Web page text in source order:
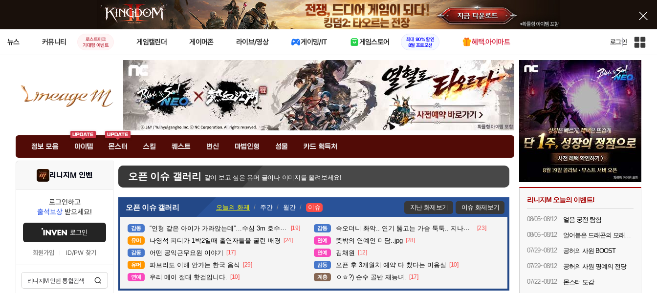
X
뉴스 커뮤니티
로스트아크
기대평 이벤트
게임캘린더 게이머존 라이브/영상 게이밍/IT 게임스토어
최대 90% 할인
8월 프로모션
혜택.아이마트 로그인
인
전
체
사
정보 모음 아이템 몬스터 스킬 퀘스트 변신 마법인형 성물 카드 획득처
리니지M 인벤
로그인하고
출석보상 받으세요!
로그인
회원가입 ID/PW 찾기
오픈 이슈 갤러리 같이 보고 싶은 유머 글이나 이미지를 올려보세요!
오픈 이슈 갤러리 오늘의 화제 주간 월간 이슈 지난 화제보기 이슈 화제보기
감동 “인형 같은 아이가 가라앉는데”…수심 3m 호수 뛰어든 60대 의인 [19] 감동 슥오더니 촤악.. 연기 뚫고는 가슴 툭툭.. 지나가던 아재의 정체 [23]
유머 나영석 피디가 1박2일때 출연자들을 굴린 배경 [24] 연예 뜻밖의 연예인 미담..jpg [28]
감동 어떤 공익근무요원 이야기 [17] 연예 김채원 [12]
유머 파브리도 이해 안가는 한국 음식 [29] 감동 오픈 후 3개월치 예약 다 찼다는 미용실 [10]
연예 우리 메이 절대 핫걸입니다. [10] 계층 ㅇㅎ?) 순수 골반 재능녀. [17]
리니지M 오늘의 이벤트!
08/05~08/12 얼음 궁전 탐험
08/05~08/12 얼어붙은 드래곤의 모래시계
07/29~08/12 공허의 사원 BOOST
07/29~08/12 공허의 사원 명예의 전당
07/22~08/12 몬스터 도감